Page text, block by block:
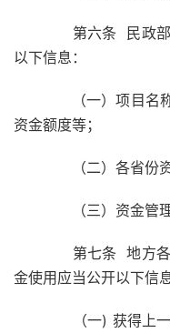
第六条 民政部
以下信息：
（一）项目名称
资金额度等；
（二）各省份资
（三）资金管理
第七条 地方各
金使用应当公开以下信息
（一) 获得上一